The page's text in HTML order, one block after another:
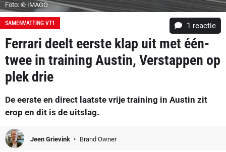
Foto: © IMAGO
SAMENVATTING VT1 1 reactie
Ferrari deelt eerste klap uit met één-
twee in training Austin, Verstappen op
plek drie
De eerste en direct laatste vrije training in Austin zit
erop en dit is de uitslag.
Jeen Grievink Brand Owner